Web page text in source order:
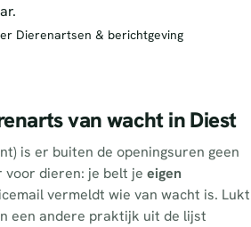
Dierenartsen & berichtgeving
van wacht in Diest
is er buiten de openingsuren geen
dieren: je belt je eigen
vermeldt wie van wacht is. Lukt
een andere praktijk uit de lijst